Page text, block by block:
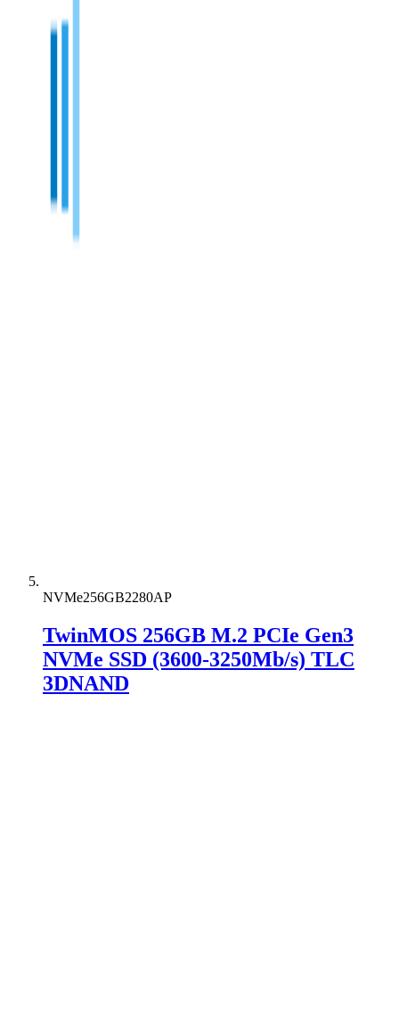
NVMe256GB2280AP
TwinMOS 256GB M.2 PCIe Gen3
NVMe SSD (3600-3250Mb/s) TLC
3DNAND